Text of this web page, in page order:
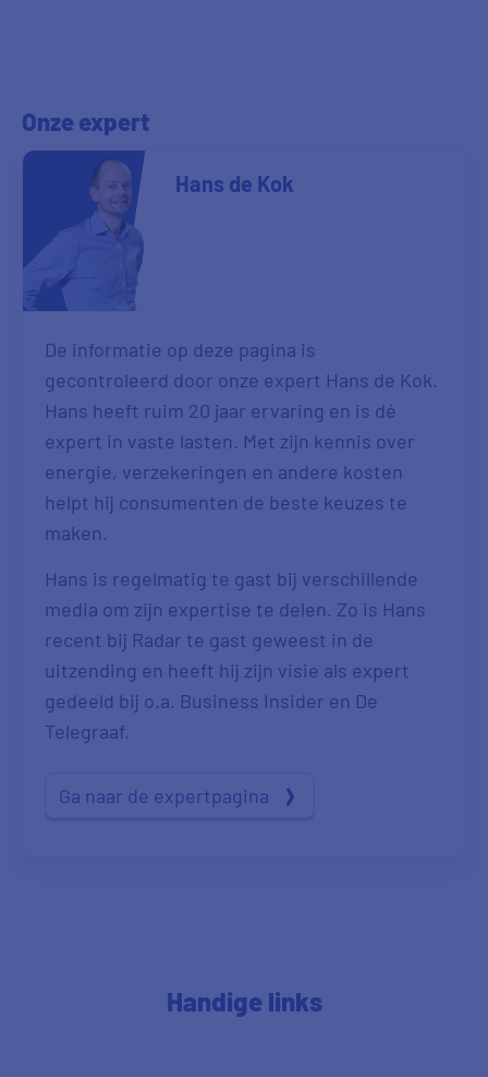
Onze expert
Hans de Kok
De informatie op deze pagina is
gecontroleerd door onze expert Hans de Kok.
Hans heeft ruim 20 jaar ervaring en is dé
expert in vaste lasten. Met zijn kennis over
energie, verzekeringen en andere kosten
helpt hij consumenten de beste keuzes te
maken.
Hans is regelmatig te gast bij verschillende
media om zijn expertise te delen. Zo is Hans
recent bij Radar te gast geweest in de
uitzending en heeft hij zijn visie als expert
gedeeld bij o.a. Business Insider en De
Telegraaf.
Ga naar de expertpagina
Handige links